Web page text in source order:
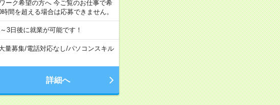
ーク希望の方へ 今ご覧のお仕事で希
間を超える場合は応募できません。
3日後に就業が可能です！
量募集/電話対応なし/パソコンスキル
詳細へ